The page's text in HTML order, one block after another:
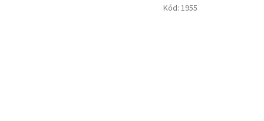
Kód: 1955